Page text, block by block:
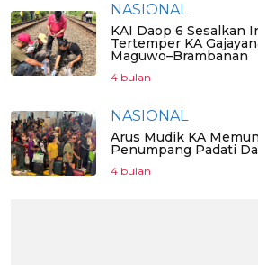
NASIONAL
KAI Daop 6 Sesalkan
Tertemper KA
Maguwo–Brambanan
4 bulan
NASIONAL
Arus Mudik KA
Penumpang Padati
4 bulan